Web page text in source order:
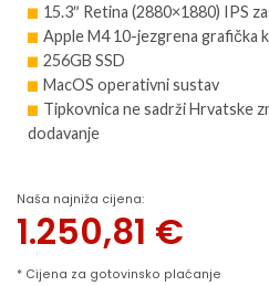
15.3″ Retina (2880×1880) IPS
Apple M4 10-jezgrena grafička
256GB SSD
MacOS operativni sustav
Tipkovnica ne sadrži Hrvatske
dodavanje
Naša najniža cijena:
1.250,81 €
* Cijena za gotovinsko plaćanje